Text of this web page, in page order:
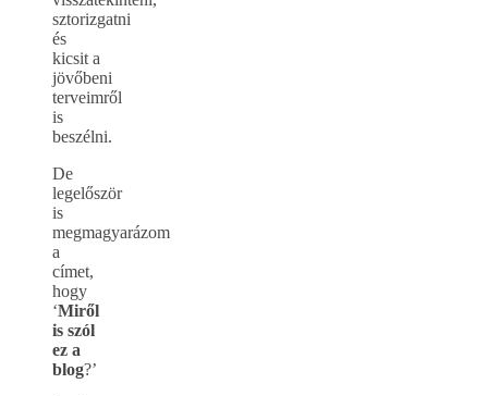
sztorizgatni
és
kicsit a
jövőbeni
terveimről
is
beszélni.
De
legelőször
is
megmagyarázom
a
címet,
hogy
‘Miről
is szól
ez a
blog?’